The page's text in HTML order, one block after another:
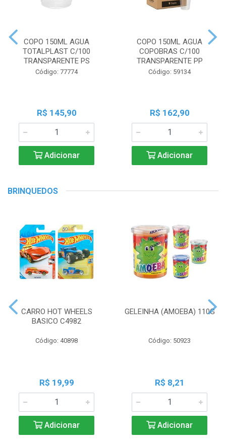
COPO 150ML AGUA
TOTALPLAST C/100
TRANSPARENTE PS
Código: 77774
R$ 145,90
Adicionar
COPO 150ML AGUA
COPOBRAS C/100
TRANSPARENTE PP
Código: 59134
R$ 162,90
Adicionar
BRINQUEDOS
CARRO HOT WHEELS
BASICO C4982
Código: 40898
R$ 19,99
Adicionar
GELEINHA (AMOEBA) 110G
Código: 50923
R$ 8,21
Adicionar